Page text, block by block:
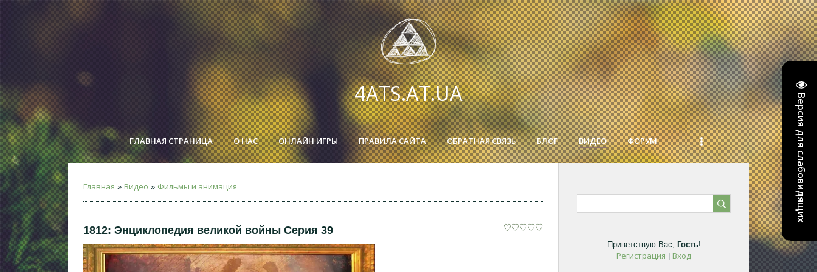
Версия для слабовидящих
4ATS.AT.UA
ГЛАВНАЯ СТРАНИЦА О НАС ОНЛАЙН ИГРЫ ПРАВИЛА САЙТА ОБРАТНАЯ СВЯЗЬ БЛОГ ВИДЕО ФОРУМ
Главная » Видео » Фильмы и анимация
1812: Энциклопедия великой войны Серия 39
Приветствую Вас, Гость!
Регистрация Вход